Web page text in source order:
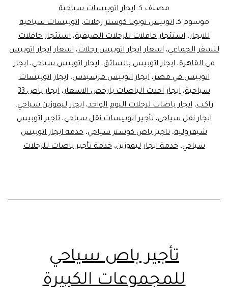
الساحل
بأفضل
الأسعار
مصنف كـ ايجار اتوبيسات سياحية
موسوم كـاتوبيس تويوتا كوستر رحلات،اتوبيسات سياحية
للايجار، استئجار حافلات للرحلات الصيفية، استئجار حافلات
للسفر الجماعي،اسعار ايجار اتوبيس رحلات،اسعار ايجار اتوبيس
في القاهرة، ايجار اتوبيس بالسائق، ايجار اتوبيس سياحي، ايجار
اتوبيس في مصر،ايجار اتوبيس مرسيدس،ايجار اتوبيسات
سياحية، ايجار احدث الباصات بارخص الاسعار،
ايجار باص 33
راكب،ايجار باصات لرحلات اليوم الواحد،ايجار ليموزين سياحي،
ايجار نقل سياحي،تأجير اتوبيسات نقل سياحي،تاجير اتوبيس
شيفرولية، تاجير باص كوستر سياحي، خدمة ايجار اتوبيس
سياحي،خدمة ايجار ليموزين،خدمة تأجير باصات للرحلات
تأجير باص سياحي
للمجموعات الكبيرة